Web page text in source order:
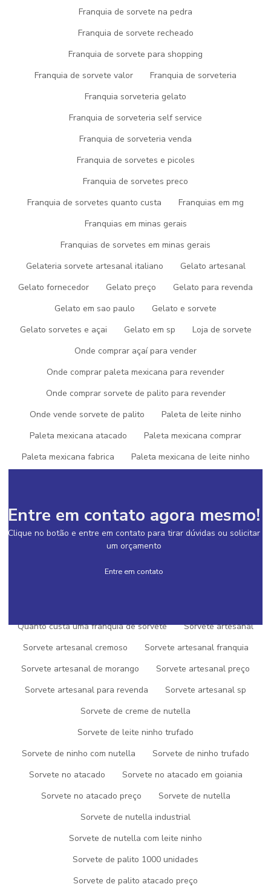
Franquia de sorvete na pedra
Franquia de sorvete recheado
Franquia de sorvete para shopping
Franquia de sorvete valor
Franquia de sorveteria
Franquia sorveteria gelato
Franquia de sorveteria self service
Franquia de sorveteria venda
Franquia de sorvetes e picoles
Franquia de sorvetes preco
Franquia de sorvetes quanto custa
Franquias em mg
Franquias em minas gerais
Franquias de sorvetes em minas gerais
Gelateria sorvete artesanal italiano
Gelato artesanal
Gelato fornecedor
Gelato preço
Gelato para revenda
Gelato em sao paulo
Gelato e sorvete
Gelato sorvetes e açai
Gelato em sp
Loja de sorvete
Onde comprar açaí para vender
Onde comprar paleta mexicana para revender
Onde comprar sorvete de palito para revender
Onde vende sorvete de palito
Paleta de leite ninho
Paleta mexicana atacado
Paleta mexicana comprar
Paleta mexicana fabrica
Paleta mexicana de leite ninho
Picolé paleta mexicana
Picole paleta mexicana franquia
Picolé recheado
Picolé recheado no palito
Quanto custa uma franquia de sorvete
Sorvete artesanal
Sorvete artesanal cremoso
Sorvete artesanal franquia
Sorvete artesanal de morango
Sorvete artesanal preço
Sorvete artesanal para revenda
Sorvete artesanal sp
Sorvete de creme de nutella
Sorvete de leite ninho trufado
Sorvete de ninho com nutella
Sorvete de ninho trufado
Sorvete no atacado
Sorvete no atacado em goiania
Sorvete no atacado preço
Sorvete de nutella
Sorvete de nutella industrial
Sorvete de nutella com leite ninho
Sorvete de palito 1000 unidades
Sorvete de palito atacado preço
PICOGEL SORVETES, LÍDER
QUANDO PRECISAR DE
FABRICA DE GELATO
Veja porque a Picogel Sorvetes é a escolha certa quando
fabrica de gelato:
atendentes educados
solicitações
estrutura com alta tecnologia para fabricação dos
DESCUBRA OS DIFERENCIAIS
DA PICOGEL SORVETES
o assunto forfabrica de gelato. Com foco na experiência de
Isso se deve ao fato de ser altamente qualificada e precursora
em tecnologia, qualificações construídas pela empresa focar
suas ações no resultado final tendo máquinas de última geração
que, somado a uma equipe com atendentes educados e
solicitações, garantem o sucesso de seus clientes de ponta a
ponta.
Entre em contato agora mesmo!
Clique no botão e entre em contato para tirar dúvidas ou solicitar
um orçamento
Entre em contato
SOLICITE UM ORÇAMENTO
INFORMAÇÕES
AÇAI PRONTO PARA REVENDA
AÇAI PARA REVENDA
AÇAI PARA VENDER
COMPRAR AÇAÍ PARA REVENDER
DISTRIBUIDOR DE PICOLE